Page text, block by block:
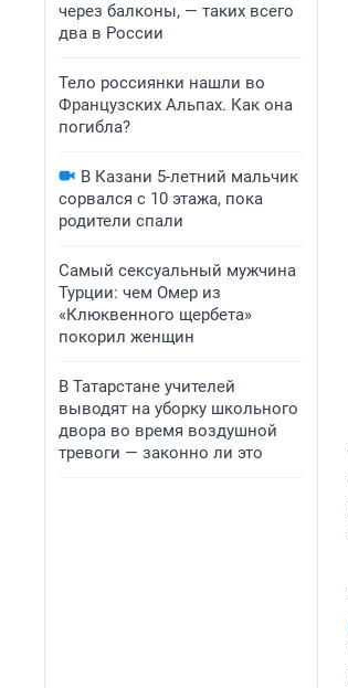
через балконы, — таких всего
два в России
Тело россиянки нашли во
Французских Альпах. Как она
погибла?
В Казани 5-летний мальчик
сорвался с 10 этажа, пока
родители спали
Самый сексуальный мужчина
Турции: чем Омер из
«Клюквенного щербета»
покорил женщин
В Татарстане учителей
выводят на уборку школьного
двора во время воздушной
тревоги — законно ли это